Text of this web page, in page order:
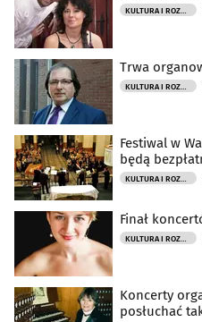
KULTURA I ROZRYWKA
Trwa
KULTURA I ROZRYWKA
Festiwal w
będą
KULTURA I ROZRYWKA
Finał
KULTURA I ROZRYWKA
Koncerty
posłuchać